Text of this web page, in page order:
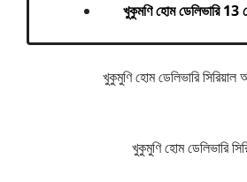
খুকুমণি হোম ডেলিভারি 13
খুকুমুণি হোম ডেলিভারি সিরিয়াল
খুকুমুণি হোম ডেলিভারি